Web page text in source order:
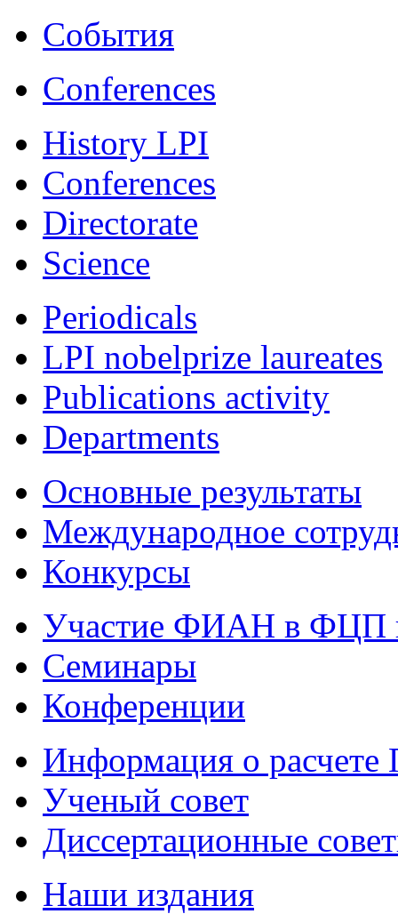
События
Conferences
History LPI
Conferences
Directorate
Science
Periodicals
LPI nobelprize laureates
Publications activity
Departments
Основные результаты
Международное
Конкурсы
Участие ФИАН в ФЦП
Семинары
Конференции
Информация о
Ученый совет
Диссертационные
Наши издания